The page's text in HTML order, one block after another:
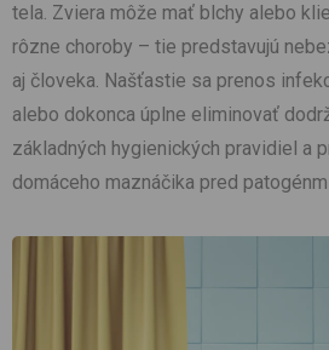
tela. Zviera môže mať blchy alebo
rôzne choroby – tie predstavujú
aj človeka. Našťastie sa prenos
alebo dokonca úplne eliminovať
základných hygienických pravidiel a
domáceho maznáčika pred